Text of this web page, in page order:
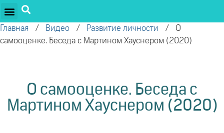
Главная / Видео / Развитие личности / О
самооценке. Беседа с Мартином Хауснером (2020)
О самооценке. Беседа с
Мартином Хауснером (2020)